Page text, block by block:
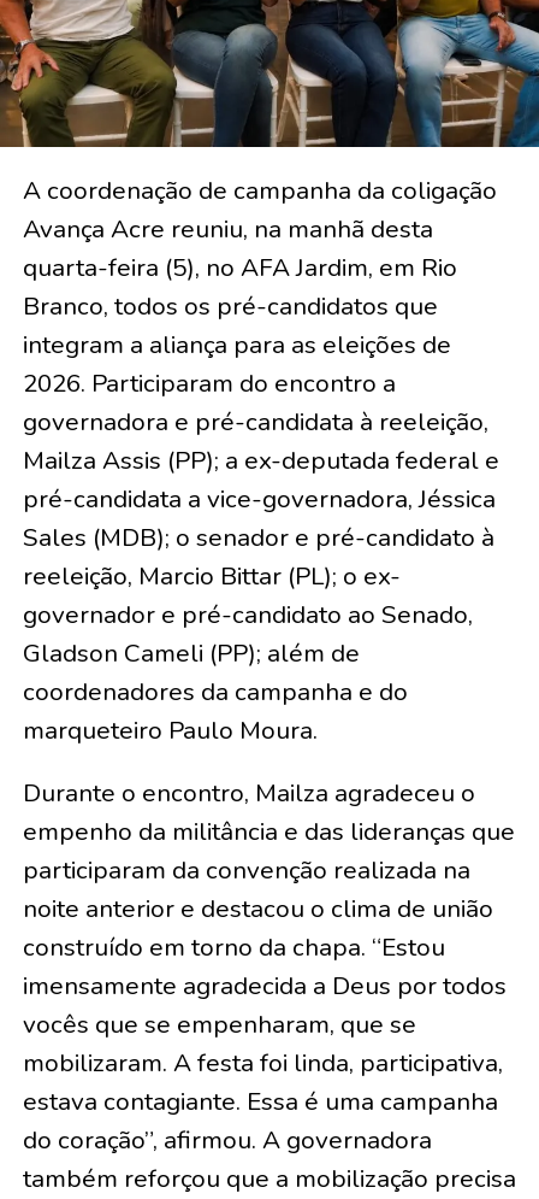
A coordenação de campanha da coligação
Avança Acre reuniu, na manhã desta
quarta-feira (5), no AFA Jardim, em Rio
Branco, todos os pré-candidatos que
integram a aliança para as eleições de
2026. Participaram do encontro a
governadora e pré-candidata à reeleição,
Mailza Assis (PP); a ex-deputada federal e
pré-candidata a vice-governadora, Jéssica
Sales (MDB); o senador e pré-candidato à
reeleição, Marcio Bittar (PL); o ex-
governador e pré-candidato ao Senado,
Gladson Cameli (PP); além de
coordenadores da campanha e do
marqueteiro Paulo Moura.
Durante o encontro, Mailza agradeceu o
empenho da militância e das lideranças que
participaram da convenção realizada na
noite anterior e destacou o clima de união
construído em torno da chapa. “Estou
imensamente agradecida a Deus por todos
vocês que se empenharam, que se
mobilizaram. A festa foi linda, participativa,
estava contagiante. Essa é uma campanha
do coração”, afirmou. A governadora
também reforçou que a mobilização precisa